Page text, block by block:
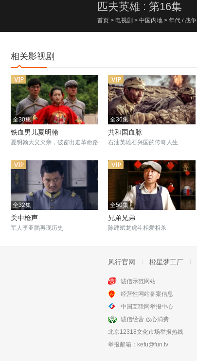
匹夫英雄 : 第16集
首页 > 电视剧 > 中国内地 > 年代 / 战争
相关影视剧
全30集
铁血男儿夏明翰
夏明翰大义灭亲，破窗出走革命路
全36集
共和国血脉
石油英雄石兴国的传奇人生
全32集
关中枪声
军人李亚鹏再现历史
全50集
兄弟兄弟
陈建斌龙虎斗相爱相杀
全39集
惊蛰
风行官网 橙星梦工厂
诚信示范网站
经营性网站备案信息
中国互联网举报中心
诚信经营 放心消费
北京12318文化市场举报热线
举报邮箱： kefu@fun.tv